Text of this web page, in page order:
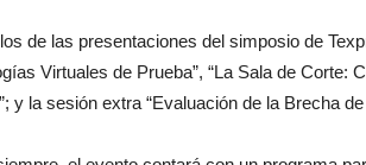
de las presentaciones del simposio de
Virtuales de Prueba”, “La Sala de Corte:
y la sesión extra “Evaluación de la Brecha